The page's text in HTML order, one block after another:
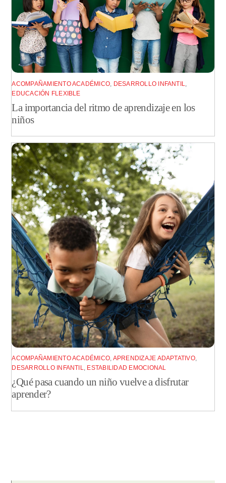
ACOMPAÑAMIENTO ACADÉMICO DESARROLLO INFANTIL
EDUCACIÓN FLEXIBLE
La importancia del ritmo de aprendizaje en los
niños
ACOMPAÑAMIENTO ACADÉMICO, APRENDIZAJE ADAPTATIVO,
DESARROLLO INFANTIL, ESTABILIDAD EMOCIONAL
¿Qué pasa cuando un niño vuelve a disfrutar
aprender?